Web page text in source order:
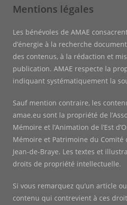
Mentions légales
Les bénévoles de AMAE
d’énergie à la recherche
des contenus, à la rédaction et
publication. AMAE respecte la
indiquant systématiquement la
Sauf mention contraire, les
amae.eu sont la propriété de
Mémoire et l’Animation de l’Est
Mémoire et Patrimoine du Comité
Jean-de-Braye. Les textes et
droits de propriété intellectuelle.
Si vous remarquez qu’un article
contenu qui contrevient à ces